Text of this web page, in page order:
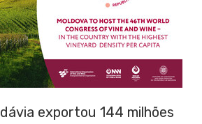
exportou 144 milhões